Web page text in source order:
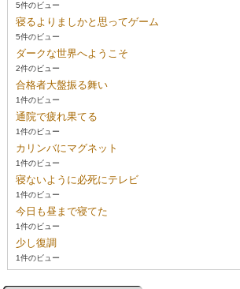
5件のビュー
寝るよりましかと思ってゲーム
5件のビュー
ダークな世界へようこそ
2件のビュー
合格者大盤振る舞い
1件のビュー
通院で疲れ果てる
1件のビュー
カリンバにマグネット
1件のビュー
寝ないように必死にテレビ
1件のビュー
今日も昼まで寝てた
1件のビュー
少し復調
1件のビュー